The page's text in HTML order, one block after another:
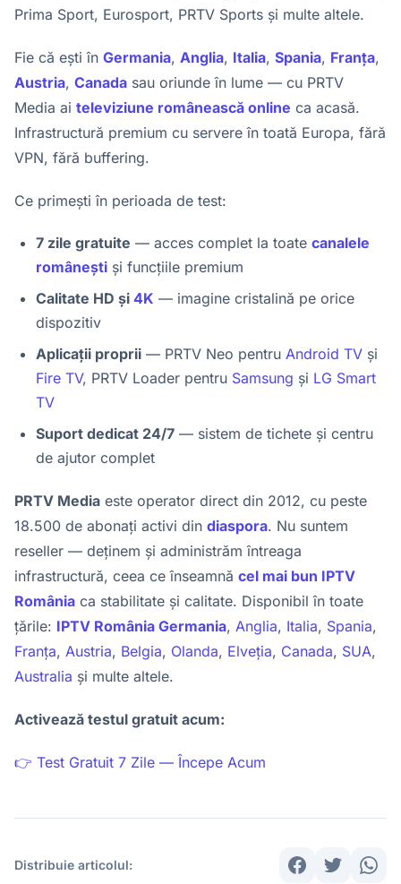
Prima Sport, Eurosport, PRTV Sports și multe altele.
Fie că ești în Germania, Anglia, Italia, Spania, Franța,
Austria, Canada sau oriunde în lume — cu PRTV
Media ai televiziune românească online ca acasă.
Infrastructură premium cu servere în toată Europa, fără
VPN, fără buffering.
Ce primești în perioada de test:
7 zile gratuite — acces complet la toate canalele
românești și funcțiile premium
Calitate HD și 4K — imagine cristalină pe orice
dispozitiv
Aplicații proprii — PRTV Neo pentru Android TV și
Fire TV, PRTV Loader pentru Samsung și LG Smart
TV
Suport dedicat 24/7 — sistem de tichete și centru
de ajutor complet
PRTV Media este operator direct din 2012, cu peste
18.500 de abonați activi din diaspora. Nu suntem
reseller — deținem și administrăm întreaga
infrastructură, ceea ce înseamnă cel mai bun IPTV
România ca stabilitate și calitate. Disponibil în toate
țările: IPTV România Germania, Anglia, Italia, Spania,
Franța, Austria, Belgia, Olanda, Elveția, Canada, SUA,
Australia și multe altele.
Activează testul gratuit acum:
👉 Test Gratuit 7 Zile — Începe Acum
Distribuie articolul: